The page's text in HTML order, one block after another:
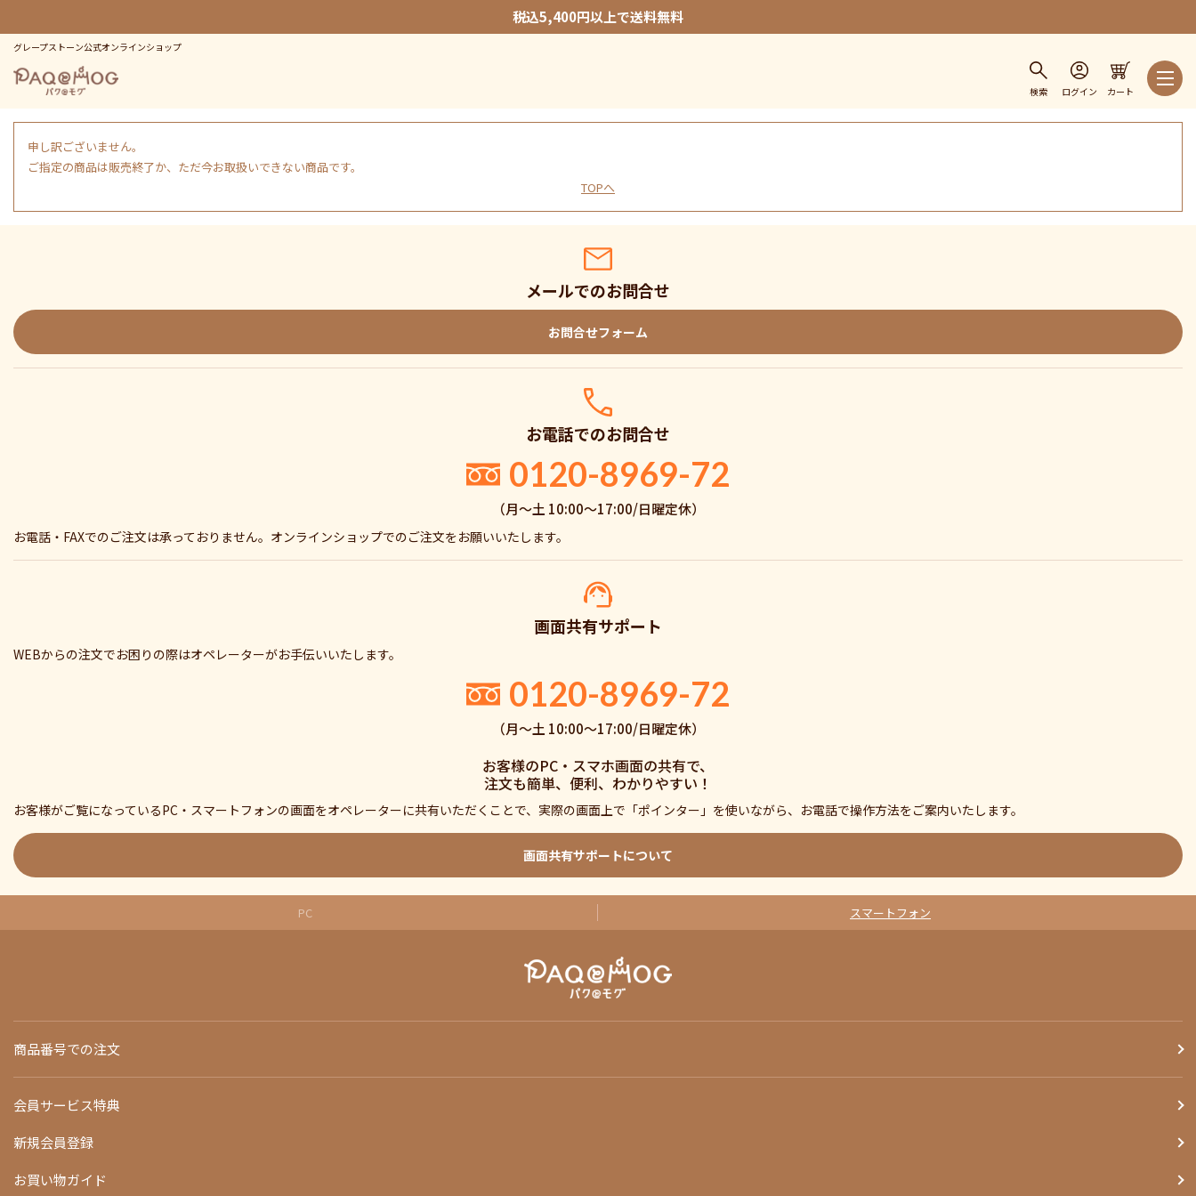
税込5,400円以上で送料無料
グレープストーン公式オンラインショップ
検索 ログイン カート
申し訳ございません。
ご指定の商品は販売終了か、ただ今お取扱いできない商品です。
TOPへ
メールでのお問合せ
お問合せフォーム
お電話でのお問合せ
0120-8969-72
（月〜土 10:00〜17:00/日曜定休）
お電話・FAXでのご注文は承っておりません。オンラインショップでのご注文をお願いいたします。
画面共有サポート
WEBからの注文でお困りの際はオペレーターがお手伝いいたします。
0120-8969-72
（月〜土 10:00〜17:00/日曜定休）
お客様のPC・スマホ画面の共有で、
注文も簡単、便利、わかりやすい！
お客様がご覧になっているPC・スマートフォンの画面をオペレーターに共有いただくことで、実際の画面上で「ポインター」を使いながら、お電話で操作方法をご案内いたします。
画面共有サポートについて
PC スマートフォン
商品番号での注文
会員サービス特典
新規会員登録
お買い物ガイド